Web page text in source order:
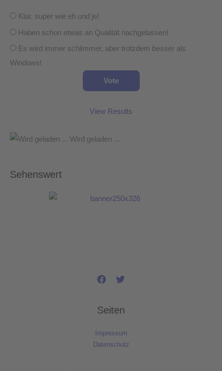
Klar, super wie eh und je!
Haben schon etwas an Qualität nachgelassen!
Es wird immer schlimmer, aber trotzdem besser als
Windows!
View Results
Wird geladen ...
Sehenswert
Seiten
Impressum
Datenschutz